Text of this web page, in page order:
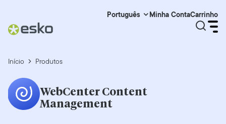
Português Minha ContaCarrinho
Início Produtos
WebCenter Content
Management